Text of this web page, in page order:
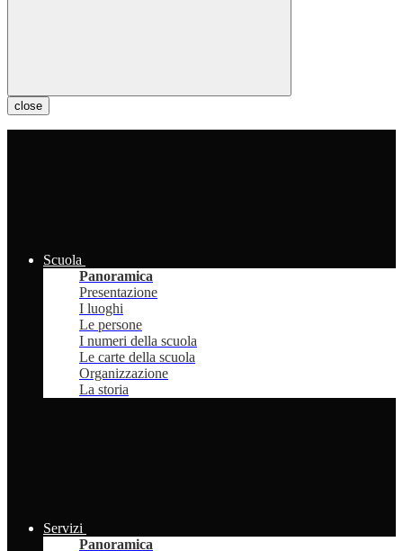
close
Scuola
Panoramica
Presentazione
I luoghi
Le persone
I numeri della scuola
Le carte della scuola
Organizzazione
La storia
Servizi
Panoramica